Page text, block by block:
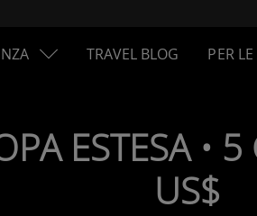
TRAVEL BLOG PER
ESTESA •
US$